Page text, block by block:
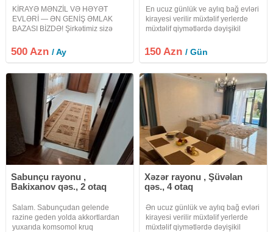
KİRAYƏ MƏNZİL VƏ HƏYƏT
EVLƏRİ — ƏN GENİŞ ƏMLAK
BAZASI BİZDƏ! Şirkətimiz sizə
sərfəli kirayə mənzil və həyət
evlərini təqdim edir. Bizdə bazarda
500 Azn/ Ay
En ucuz günlük ve aylıq bağ evləri
kirayesi verilir müxtəlif yerlerde
müxtəlif qiymətlərdə dəyişikil
desilir hemcin isdi hovuzda təşkil
edirik minum 5 nəfərlik veeyaxud
150 Azn/ Gün
Sabunçu rayonu ,
Bakixanov qəs., 2 otaq
Salam. Sabunçudan gelende
razine geden yolda akkortlardan
yuxarıda komsomol kruq
Xəzər rayonu , Şüvəlan
qəs., 4 otaq
Ən ucuz günlük ve aylıq bağ evləri
kirayesi verilir müxtəlif yerlerde
müxtəlif qiymətlərdə dəyişikil